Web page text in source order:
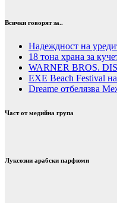
Всички говорят за..
Надеждност на
18 тона храна за
WARNER BROS.
EXE Beach Festival
Dreame отбелязва
Част от медийна група
Луксозни арабски парфюми